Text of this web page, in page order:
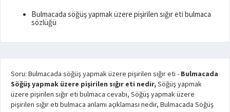
Bulmacada söğüş yapmak üzere pişirilen sığır eti bulmaca
sözlüğü
Soru: Bulmacada söğüş yapmak üzere pişirilen sığır eti - Bulmacada
Söğüş yapmak üzere pişirilen sığır eti nedir,Söğüş yapmak
üzere pişirilen sığır eti bulmaca cevabı, Söğüş yapmak üzere
pişirilen sığır eti bulmaca anlamı açıklaması nedir, Bulmacada Söğüş